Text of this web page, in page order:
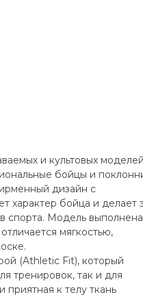
и культовых моделей
бойцы и
дизайн с
характер бойца и делает
спорта. Модель
мягкостью,
(Athletic Fit), который
тренировок, так и для
приятная к телу ткань